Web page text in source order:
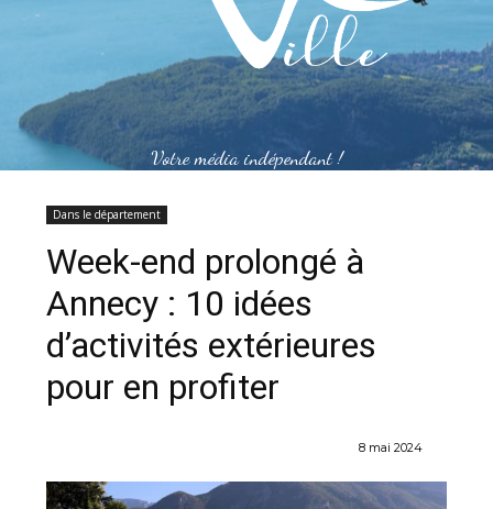
Votre média indépendant !
Dans le département
Week-end prolongé à
Annecy : 10 idées
d’activités extérieures
pour en profiter
8 mai 2024